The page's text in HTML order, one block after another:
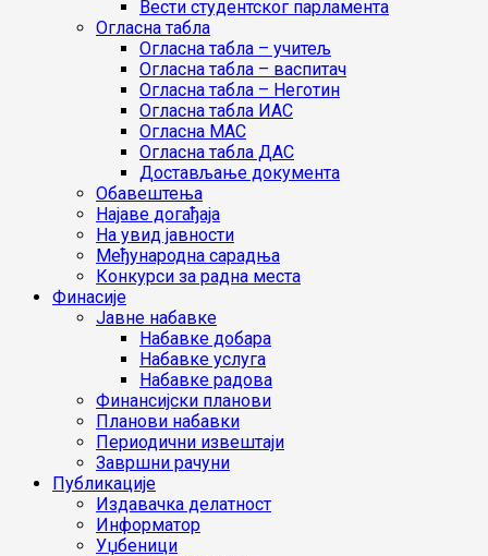
Вести студентског парламента
Огласна табла
Огласна табла – учитељ
Огласна табла – васпитач
Огласна табла – Неготин
Огласна табла ИАС
Огласна МАС
Огласна табла ДАС
Достављање документа
Обавештења
Најаве догађаја
На увид јавности
Међународна сарадња
Конкурси за радна места
Финасије
Јавне набавке
Набавке добара
Набавке услуга
Набавке радова
Финансијски планови
Планови набавки
Периодични извештаји
Завршни рачуни
Публикације
Издавачка делатност
Информатор
Уџбеници